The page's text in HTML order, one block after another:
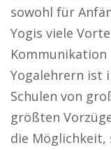
sowohl für
Yogis viele
Yogalehrern ist
Schulen von
größten
die Möglichkeit,